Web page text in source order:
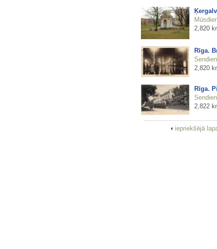
2,820
Rīga.
2,820
Rīga.
2,822
iepriekšējā